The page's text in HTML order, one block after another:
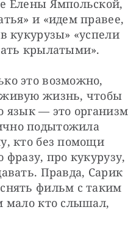
Елены Ямпольской,
и «идем правее,
кукурузы» «успели
крылатыми».
это возможно,
живую жизнь, чтобы
язык — это организм
подытожила
кто без помощи
фразу, про кукурузу,
Правда, Сарик
фильм с таким
мало кто слышал,